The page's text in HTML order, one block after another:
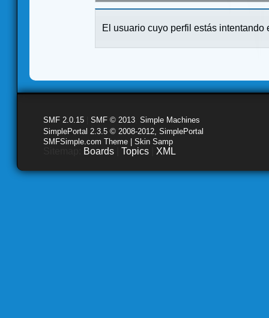
El usuario cuyo perfil estás intentando
SMF 2.0.15 SMF © 2013 Simple Machines
SimplePortal 2.3.5 © 2008-2012, SimplePortal
SMFSimple.com Theme | Skin Samp
Boards Topics XML